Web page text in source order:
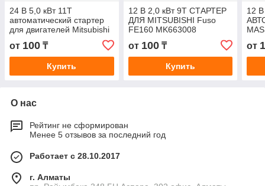
24 В 5,0 кВт 11T
автоматический стартер
для двигателей Mitsubishi
FUSO 4M50T 4M50T1
4M50 M008T62371
M8T62371 M
от 100 ₸
Купить
12 В 2,0 кВт 9T СТАРТЕР
ДЛЯ MITSUBISHI Fuso
FE160 MK663008
от 100₸
Купить
12
от
О нас
Рейтинг не сформирован
Менее 5 отзывов за последний год
Работает с 28.10.2017
г. Алматы